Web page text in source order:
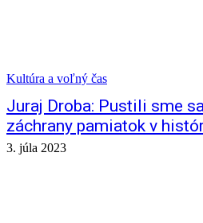
Kultúra a voľný čas
Juraj Droba: Pustili sme
záchrany pamiatok v
3. júla 2023